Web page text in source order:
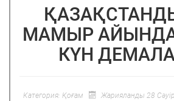
МАМЫР
КҮН
Категория: Қоғам
Жарияланды 28